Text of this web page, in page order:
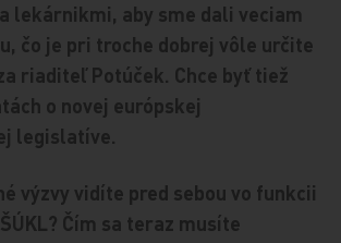
lekárnikmi, aby sme dali veciam
čo je pri troche dobrej vôle určite
riaditeľ Potúček. Chce byť tiež
o novej európskej
legislatíve.
výzvy vidíte pred sebou vo funkcii
Čím sa teraz musíte